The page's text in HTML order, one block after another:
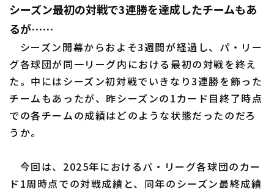
ファーム中地区
ファーム西地区
交流戦
北海道日本ハムファイターズ
東北楽天ゴールデンイーグルス
埼玉西武ライオンズ
千葉ロッテマリーンズ
設定
シーズン最初の対戦で3連勝を達成したチームもあ
るが……
シーズン開幕からおよそ3週間が経過し、パ・リー
グ各球団が同一リーグ内における最初の対戦を終え
た。中にはシーズン初対戦でいきなり3連勝を飾った
チームもあったが、昨シーズンの1カード目終了時点
での各チームの成績はどのような状態だったのだろ
うか。
今回は、2025年におけるパ・リーグ各球団のカー
ド1周時点での対戦成績と、同年のシーズン最終成績